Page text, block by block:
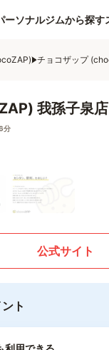
ーソナルジムから探す
チョコザップ
我孫子泉店
分
公式サイト
ト